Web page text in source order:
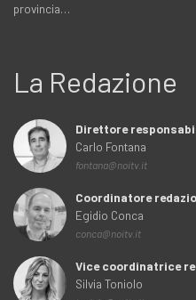
provincia…
La Redazione
Direttore
Carlo Fontana
fontana@noitv.it
Coordinatore
Egidio Conca
conca@noitv.it
Vice coordinatrice
Silvia Toniolo